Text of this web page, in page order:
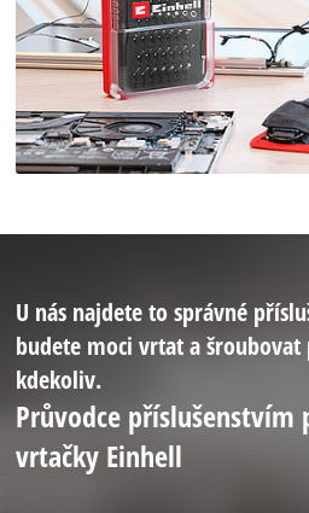
U nás najdete to správné
budete moci vrtat a
kdekoliv.
Průvodce příslušenstvím
vrtačky Einhell